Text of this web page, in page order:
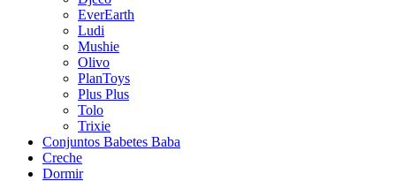
EverEarth
Ludi
Mushie
Olivo
PlanToys
Plus Plus
Tolo
Trixie
Conjuntos Babetes Baba
Creche
Dormir